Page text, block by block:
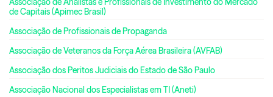
de Capitais (Apimec Brasil)
Associação de Profissionais de Propaganda
Associação de Veteranos da Força Aérea Brasileira (AVFAB)
Associação dos Peritos Judiciais do Estado de São Paulo
Associação Nacional dos Especialistas em TI (Aneti)